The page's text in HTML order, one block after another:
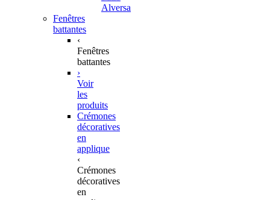
Alversa
Fenêtres
battantes
‹
Fenêtres
battantes
›
Voir
les
produits
Crémones
décoratives
en
applique
‹
Crémones
décoratives
en